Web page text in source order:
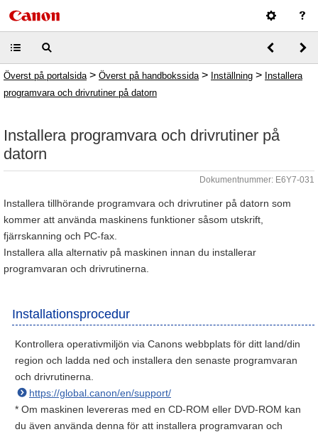
Överst på portalsida > Överst på handbokssida > Inställning > Installera
programvara och drivrutiner på datorn
Installera programvara och drivrutiner på
datorn
Dokumentnummer: E6Y7-031
Installera tillhörande programvara och drivrutiner på datorn som
kommer att använda maskinens funktioner såsom utskrift,
fjärrskanning och PC-fax.
Installera alla alternativ på maskinen innan du installerar
programvaran och drivrutinerna.
Installationsprocedur
Kontrollera operativmiljön via Canons webbplats för ditt land/din
region och ladda ned och installera den senaste programvaran
och drivrutinerna.
https://global.canon/en/support/
* Om maskinen levereras med en CD-ROM eller DVD-ROM kan
du även använda denna för att installera programvaran och